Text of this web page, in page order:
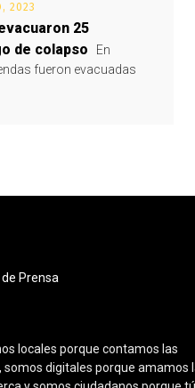
2023
25
de colapso
En
fueron evacuadas
locales porque contamos las
somos digitales porque amamos